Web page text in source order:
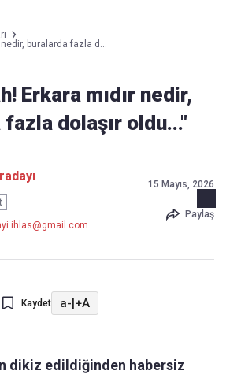
nedir, buralarda fazla d...
Erkara mıdır nedir,
dolaşır oldu..."
15 Mayıs, 2026
Paylaş
Kaydet a-|+A
dikiz edildiğinden habersiz